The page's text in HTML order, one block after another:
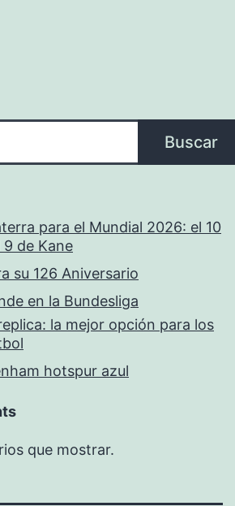
Buscar
para el Mundial 2026: el 10
9 de Kane
su 126 Aniversario
en la Bundesliga
la mejor opción para los
hotspur azul
que mostrar.